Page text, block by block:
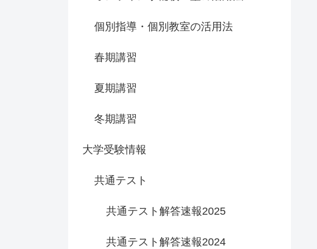
個別指導・個別教室の活用法
春期講習
夏期講習
冬期講習
大学受験情報
共通テスト
共通テスト解答速報2025
共通テスト解答速報2024